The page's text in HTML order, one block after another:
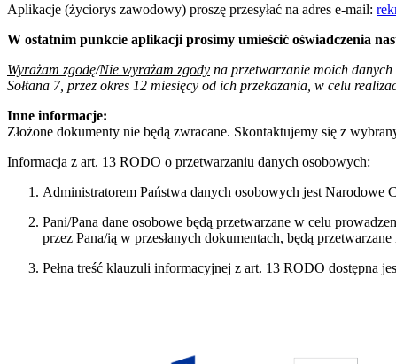
Aplikacje (życiorys zawodowy) proszę przesyłać na adres e-mail:
W ostatnim punkcie aplikacji prosimy umieścić oświadczenia
Wyrażam zgodę/Nie wyrażam zgody na przetwarzanie moich
Sołtana 7, przez okres 12 miesięcy od ich przekazania, w celu
Inne informacje:
Złożone dokumenty nie będą zwracane. Skontaktujemy się z
Informacja z art. 13 RODO o przetwarzaniu danych osobowych:
Administratorem Państwa danych osobowych jest
Pani/Pana dane osobowe będą przetwarzane w celu
przez Pana/ią w przesłanych dokumentach, będą
Pełna treść klauzuli informacyjnej z art. 13 RODO dostępna